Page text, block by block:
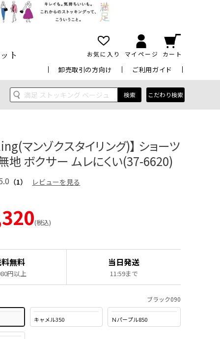
ト お気に入り マイページ カート
卸売取引の方向け ご利用ガイド
検索 こだわり検索
マンゾクスタイリング)】 ショーツ
地 ボクサー ムレにくい(37-6620)
（1） レビューを見る
税込
無料
円以上
当日発送
11:59まで
ブラック090
キャメル350 Ｎパープル850